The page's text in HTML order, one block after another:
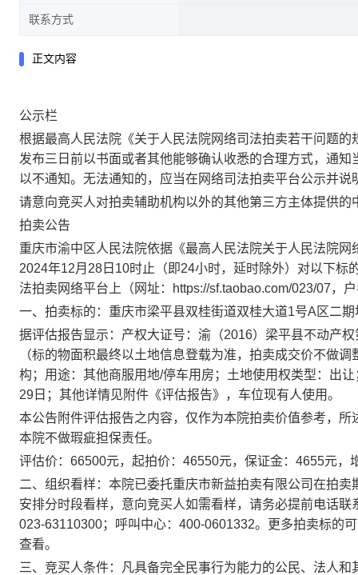
联系方式
正文内容
公示栏
根据最高人民法院《关于人民法院网络司法拍卖若干问题
发布三日前以书面或者其他能够确认收悉的合理方式，通
以不通知。无法通知的，应当在网络司法拍卖平台公示并
请意向竞买人对拍卖辅助机构以外的其他第三方主体提供
拍卖公告
重庆市渝中区人民法院依据《最高人民法院关于人民法院
2024年12月28 日 10时止 （即24小时，延时除外）对以下标
法拍卖网络平台上（网址：https://sf.taobao.com/023/07，
一、 拍卖标的： 重庆市梁平县双桂街道双桂大道1号A区二期
据评估报告显示：产权大证号：渝（2016）梁平县不动产
（标的物面积最终以土地信息登载为准，拍卖成交价不做
构 ；用途：其他商服用地/停车用房；土地使用权类型：出
29日；其他详情见附件《评估报告》，车位现有人使用。
本公告附件评估报告之内容，仅作为本院拍卖价值参考，
本院不做瑕疵担保责任。
评估价： 66500元，起拍价：46550元，保证金：4655元，
二、组织看样： 本院已委托重庆市新益拍卖有限公司在拍
安排分时段看样，意向竞买人如需看样， 请务必提前电话联
023-63110300；呼叫中心：400-0601332。
更多拍卖标的
查看。
三、竞买人条件：凡具备完全民事行为能力的公民、法人